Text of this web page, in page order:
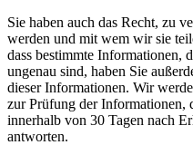
Sie haben auch das Recht, zu
werden und mit wem wir sie
dass bestimmte Informationen,
ungenau sind, haben Sie
dieser Informationen. Wir
zur Prüfung der Informationen,
innerhalb von 30 Tagen nach
antworten.